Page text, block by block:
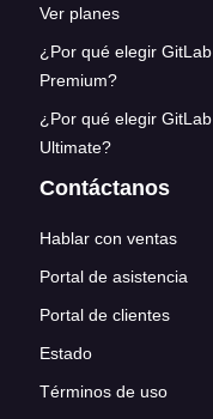
Ver planes
¿Por qué elegir GitLab
Premium?
¿Por qué elegir GitLab
Ultimate?
Contáctanos
Hablar con ventas
Portal de asistencia
Portal de clientes
Estado
Términos de uso